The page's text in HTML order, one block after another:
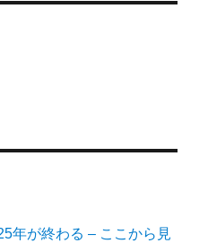
年が終わる – ここから見